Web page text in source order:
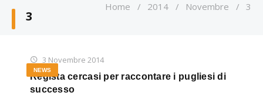
3
Home / 2014 / Novembre / 3
3 Novembre 2014
NEWS
Regista cercasi per raccontare i pugliesi di
successo